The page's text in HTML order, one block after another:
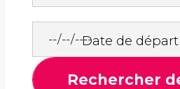
Date de départ
Rechercher